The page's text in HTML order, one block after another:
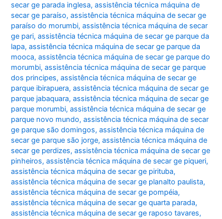
secar ge parada inglesa,assistência técnica máquina de
secar ge paraíso,assistência técnica máquina de secar ge
paraíso do morumbi,assistência técnica máquina de secar
ge pari,assistência técnica máquina de secar ge parque da
lapa,assistência técnica máquina de secar ge parque da
mooca,assistência técnica máquina de secar ge parque do
morumbi,assistência técnica máquina de secar ge parque
dos principes,assistência técnica máquina de secar ge
parque ibirapuera,assistência técnica máquina de secar ge
parque jabaquara,assistência técnica máquina de secar ge
parque morumbi,assistência técnica máquina de secar ge
parque novo mundo,assistência técnica máquina de secar
ge parque são domingos,assistência técnica máquina de
secar ge parque são jorge,assistência técnica máquina de
secar ge perdizes,assistência técnica máquina de secar ge
pinheiros,assistência técnica máquina de secar ge piqueri,
assistência técnica máquina de secar ge pirituba,
assistência técnica máquina de secar ge planalto paulista,
assistência técnica máquina de secar ge pompéia,
assistência técnica máquina de secar ge quarta parada,
assistência técnica máquina de secar ge raposo tavares,